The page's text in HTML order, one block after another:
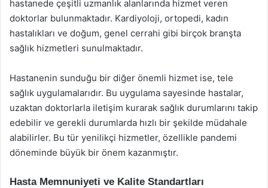
hastanede çeşitli uzmanlık alanlarında hizmet veren
doktorlar bulunmaktadır. Kardiyoloji, ortopedi, kadın
hastalıkları ve doğum, genel cerrahi gibi birçok branşta
sağlık hizmetleri sunulmaktadır.
Hastanenin sunduğu bir diğer önemli hizmet ise, tele
sağlık uygulamalarıdır. Bu uygulama sayesinde hastalar,
uzaktan doktorlarla iletişim kurarak sağlık durumlarını takip
edebilir ve gerekli durumlarda hızlı bir şekilde müdahale
alabilirler. Bu tür yenilikçi hizmetler, özellikle pandemi
döneminde büyük bir önem kazanmıştır.
Hasta Memnuniyeti ve Kalite Standartları